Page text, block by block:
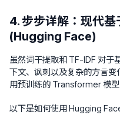
4. 步步详解：现代
(Hugging Face)
虽然词干提取和 TF-IDF 对于
下文、讽刺以及复杂的方言
用预训练的 Transformer 模
以下是如何使用 Hugging